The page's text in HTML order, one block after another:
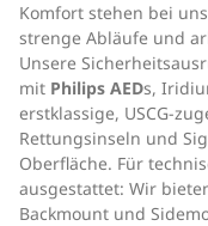
Komfort stehen bei
strenge Abläufe und
Unsere
mit Philips AEDs,
erstklassige, USCG-
Rettungsinseln und
Oberfläche. Für
ausgestattet: Wir
Backmount und